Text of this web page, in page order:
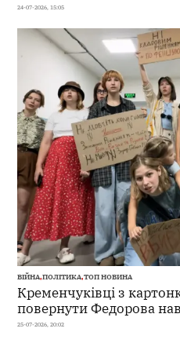
24-07-2026, 15:05
ВІЙНА,ПОЛІТИКА,ТОП НОВИНА
Кременчуківці з
повернути Федорова
25-07-2026, 20:02